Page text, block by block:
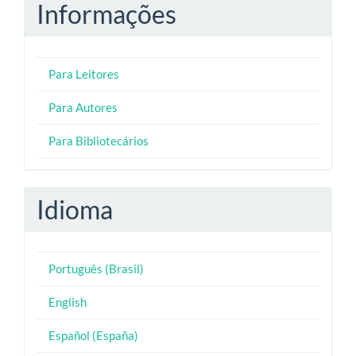
Informações
Para Leitores
Para Autores
Para Bibliotecários
Idioma
Português (Brasil)
English
Español (España)